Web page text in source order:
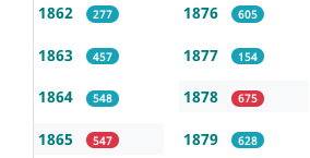
1862 277
1863 457
1864 548
1865 547
1876 605
1877 154
1878 675
1879 628